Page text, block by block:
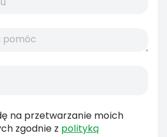
na przetwarzanie moich
zgodnie z polityką